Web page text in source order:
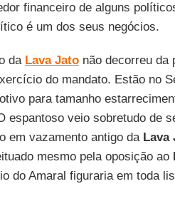
financeiro de alguns
é um dos seus negócios.
da Lava Jatonão decorreu da
do mandato. Estão no
para tamanho
espantoso veio sobretudo de
em vazamento antigo da Lava
mesmo pela oposição ao
do Amaral figuraria em toda